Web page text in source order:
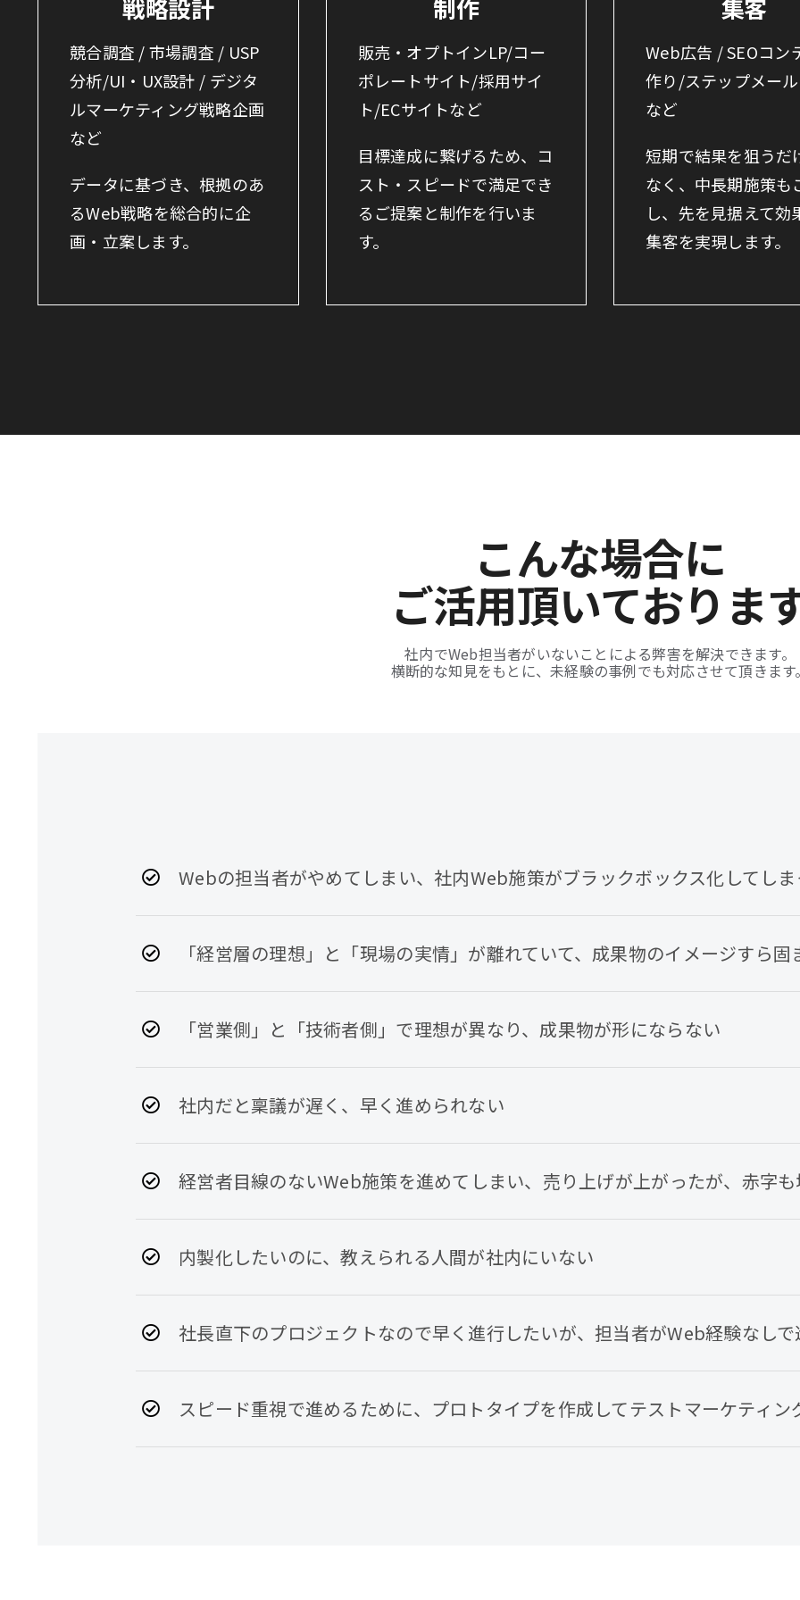
戦略設計
競合調査 / 市場調査 / USP
分析/UI・UX設計 / デジタ
ルマーケティング戦略企画
など
データに基づき、根拠のあ
るWeb戦略を総合的に企
画・立案します。
制作
販売・オプトインLP/コー
ポレートサイト/採用サイ
ト/ECサイトなど
目標達成に繋げるため、コ
スト・スピードで満足でき
るご提案と制作を行いま
す。
集客
Web広告 / SEOコン
作り/ステップメー
など
短期で結果を狙うだ
なく、中長期施策も
し、先を見据えて効
集客を実現します。
こんな場合に
ご活用頂いておりま
社内でWeb担当者がいないことによる弊害を解決できます。
横断的な知見をもとに、未経験の事例でも対応させて頂きます
Webの担当者がやめてしまい、社内Web施策がブラックボックス化してし
「経営層の理想」と「現場の実情」が離れていて、成果物のイメージすら固
「営業側」と「技術者側」で理想が異なり、成果物が形にならない
社内だと稟議が遅く、早く進められない
経営者目線のないWeb施策を進めてしまい、売り上げが上がったが、赤字
内製化したいのに、教えられる人間が社内にいない
社長直下のプロジェクトなので早く進行したいが、担当者がWeb経験なし
スピード重視で進めるために、プロトタイプを作成してテストマーケティン